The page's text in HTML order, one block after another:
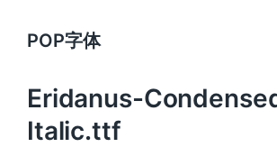
POP字体
Eridanus-
Italic.ttf